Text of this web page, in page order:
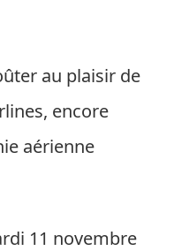
au plaisir de
encore
aérienne
11 novembre